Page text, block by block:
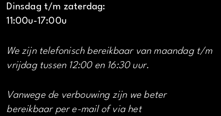
Dinsdag t/m zaterdag:
11:00u-17:00u
We zijn telefonisch bereikbaar van maandag t/m
vrijdag tussen 12:00 en 16:30 uur.
Vanwege de verbouwing zijn we beter
bereikbaar per e-mail of via het